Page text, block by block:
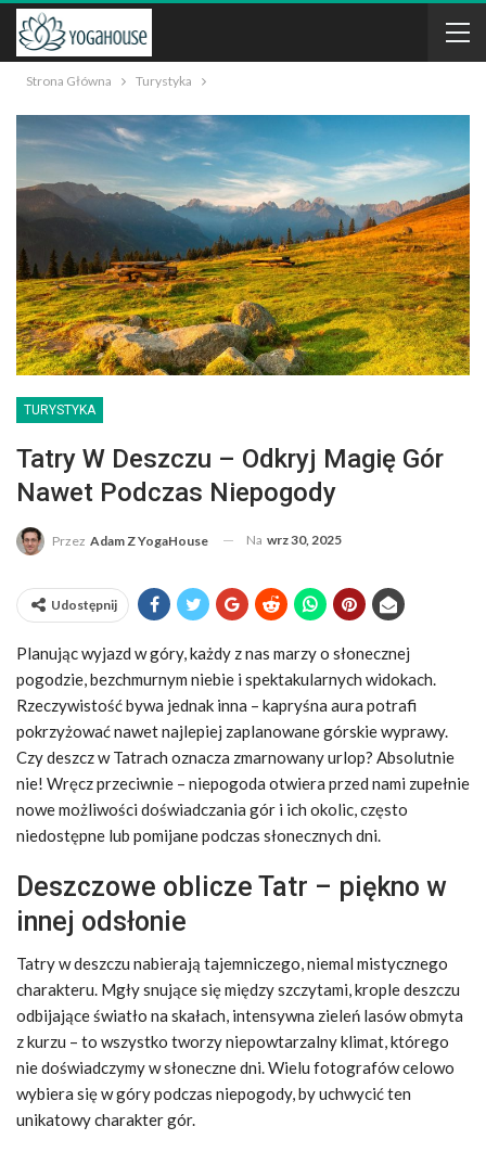
Strona Główna Turystyka
TURYSTYKA
Tatry W Deszczu – Odkryj Magię Gór
Nawet Podczas Niepogody
Przez Adam Z YogaHouse Na wrz 30, 2025
Udostępnij
Planując wyjazd w góry, każdy z nas marzy o słonecznej
pogodzie, bezchmurnym niebie i spektakularnych widokach.
Rzeczywistość bywa jednak inna – kapryśna aura potrafi
pokrzyżować nawet najlepiej zaplanowane górskie wyprawy.
Czy deszcz w Tatrach oznacza zmarnowany urlop? Absolutnie
nie! Wręcz przeciwnie – niepogoda otwiera przed nami zupełnie
nowe możliwości doświadczania gór i ich okolic, często
niedostępne lub pomijane podczas słonecznych dni.
Deszczowe oblicze Tatr – piękno w
innej odsłonie
Tatry w deszczu nabierają tajemniczego, niemal mistycznego
charakteru. Mgły snujące się między szczytami, krople deszczu
odbijające światło na skałach, intensywna zieleń lasów obmyta
z kurzu – to wszystko tworzy niepowtarzalny klimat, którego
nie doświadczymy w słoneczne dni. Wielu fotografów celowo
wybiera się w góry podczas niepogody, by uchwycić ten
unikatowy charakter gór.